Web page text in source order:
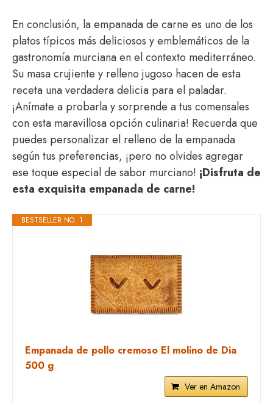
En conclusión, la empanada de carne es uno de los
platos típicos más deliciosos y emblemáticos de la
gastronomía murciana en el contexto mediterráneo.
Su masa crujiente y relleno jugoso hacen de esta
receta una verdadera delicia para el paladar.
¡Anímate a probarla y sorprende a tus comensales
con esta maravillosa opción culinaria! Recuerda que
puedes personalizar el relleno de la empanada
según tus preferencias, ¡pero no olvides agregar
ese toque especial de sabor murciano! ¡Disfruta de
esta exquisita empanada de carne!
BESTSELLER NO. 1
Empanada de pollo cremoso El molino de Dia
500 g
Ver en Amazon